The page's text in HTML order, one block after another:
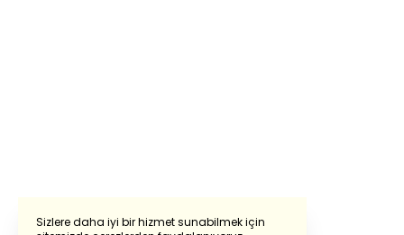
Sizlere daha iyi bir hizmet sunabilmek için